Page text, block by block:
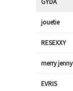
jouetie
RESEXXY
merry jenny
EVRIS